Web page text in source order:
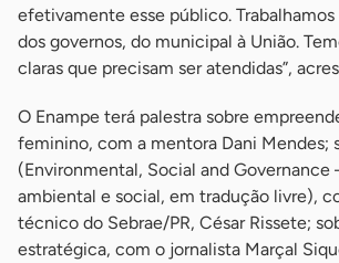
efetivamente esse público. Trabalhamos
dos governos, do municipal à União.
claras que precisam ser atendidas”,
O Enampe terá palestra sobre
feminino, com a mentora Dani Mendes;
(Environmental, Social and Governance
ambiental e social, em tradução livre),
técnico do Sebrae/PR, César Rissete;
estratégica, com o jornalista Marçal